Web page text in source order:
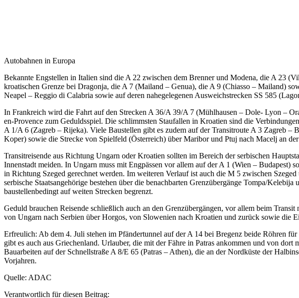
Autobahnen in Europa
Bekannte Engstellen in Italien sind die A 22 zwischen dem Brenner und Modena, die A 23
kroatischen Grenze bei Dragonja, die A 7 (Mailand – Genua), die A 9 (Chiasso – Mailand)
Neapel – Reggio di Calabria sowie auf deren nahegelegenen Ausweichstrecken SS 585
In Frankreich wird die Fahrt auf den Strecken A 36/A 39/A 7 (Mühlhausen – Dole- Lyon –
en-Provence zum Geduldsspiel. Die schlimmsten Staufallen in Kroatien sind die
A 1/A 6 (Zagreb – Rijeka). Viele Baustellen gibt es zudem auf der Transitroute A 3 Zagreb
Koper) sowie die Strecke von Spielfeld (Österreich) über Maribor und Ptuj nach Macelj an
Transitreisende aus Richtung Ungarn oder Kroatien sollten im Bereich der serbischen
Innenstadt meiden. In Ungarn muss mit Engpässen vor allem auf der A 1 (Wien –
in Richtung Szeged gerechnet werden. Im weiteren Verlauf ist auch die M 5 zwischen
serbische Staatsangehörige bestehen über die benachbarten Grenzübergänge Tompa/
baustellenbedingt auf weiten Strecken begrenzt.
Geduld brauchen Reisende schließlich auch an den Grenzübergängen, vor allem beim
von Ungarn nach Serbien über Horgos, von Slowenien nach Kroatien und zurück sowie
Erfreulich: Ab dem 4. Juli stehen im Pfändertunnel auf der A 14 bei Bregenz beide Röhren
gibt es auch aus Griechenland. Urlauber, die mit der Fähre in Patras ankommen und von
Bauarbeiten auf der Schnellstraße A 8/E 65 (Patras – Athen), die an der Nordküste der
Vorjahren.
Quelle: ADAC
Verantwortlich für diesen Beitrag: